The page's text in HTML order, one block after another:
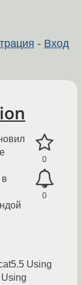
- Вход
0
0
Using